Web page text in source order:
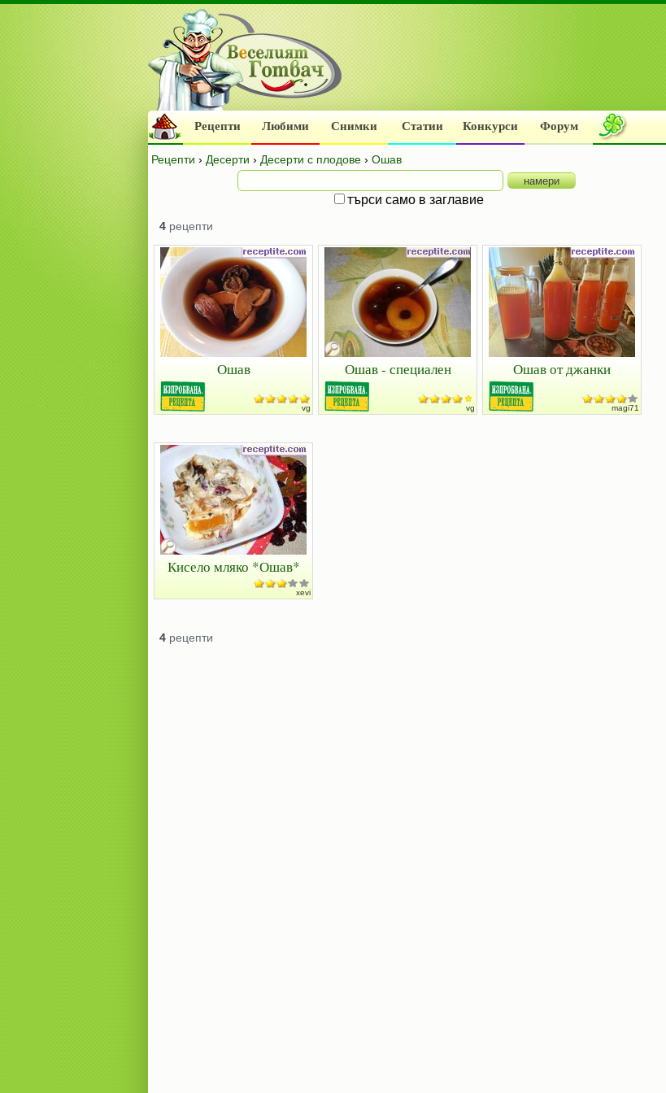
Рецепти Любими Снимки Статии Конкурси Форум
Рецепти › Десерти › Десерти с плодове › Ошав
търси само в заглавие
4 рецепти
Ошав
vg
Ошав - специален
vg
Ошав от джанки
magi71
Кисело мляко *Ошав*
xevi
4 рецепти